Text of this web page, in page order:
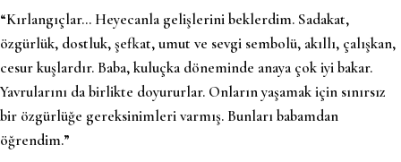
“Kırlangıçlar… Heyecanla gelişlerini beklerdim. Sadakat,
özgürlük, dostluk, şefkat, umut ve sevgi sembolü, akıllı, çalışkan,
cesur kuşlardır. Baba, kuluçka döneminde anaya çok iyi bakar.
Yavrularını da birlikte doyururlar. Onların yaşamak için sınırsız
bir özgürlüğe gereksinimleri varmış. Bunları babamdan
öğrendim.”